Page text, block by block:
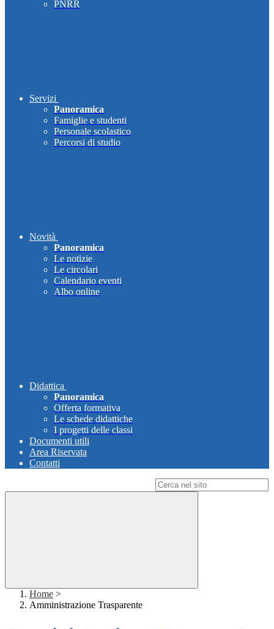
PNRR
Servizi
Panoramica
Famiglie e studenti
Personale scolastico
Percorsi di studio
Novità
Panoramica
Le notizie
Le circolari
Calendario eventi
Albo online
Didattica
Panoramica
Offerta formativa
Le schede didattiche
I progetti delle classi
Documenti utili
Area Riservata
Contatti
Home >
Amministrazione Trasparente